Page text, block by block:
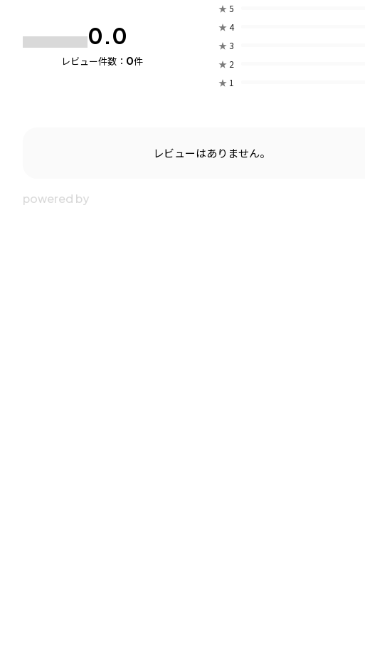
0.0
レビュー件数： 0件
★ 5
★ 4
★ 3
★ 2
★ 1
レビューはありません。